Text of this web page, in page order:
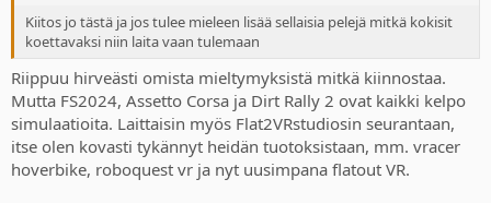
Alien: rogue incursion on hyvä kunhan sitä lähtee pelaamaan sillä
asenteella, että se on enemmän aliens kuin alien eli toimintaa riittää,
mutta tunnelma on silti kohdillaan. Valitettavasti se loppuu kesken
eikä sitä kakkos chapteria tulla varmaan koskaan näkemään sillä
pelin kehittänyt survios on hyvin pitkälti historiaa. Virallisesti sitä ei
ole suljettu, mutta suurin osa kehittäjistä on saanut kenkää.
Tuolla psvr2 aiheessa on myös mun linkittämiä omia videoita joissa
on aina käsittelyssä iso nippu pelejä, mutta viimeisin on jostain
Kiitos jo tästä ja jos tulee mieleen lisää sellaisia pelejä mitkä kokisit
koettavaksi niin laita vaan tulemaan
Riippuu hirveästi omista mieltymyksistä mitkä kiinnostaa.
Mutta FS2024, Assetto Corsa ja Dirt Rally 2 ovat kaikki kelpo
simulaatioita. Laittaisin myös Flat2VRstudiosin seurantaan,
itse olen kovasti tykännyt heidän tuotoksistaan, mm. vracer
hoverbike, roboquest vr ja nyt uusimpana flatout VR.